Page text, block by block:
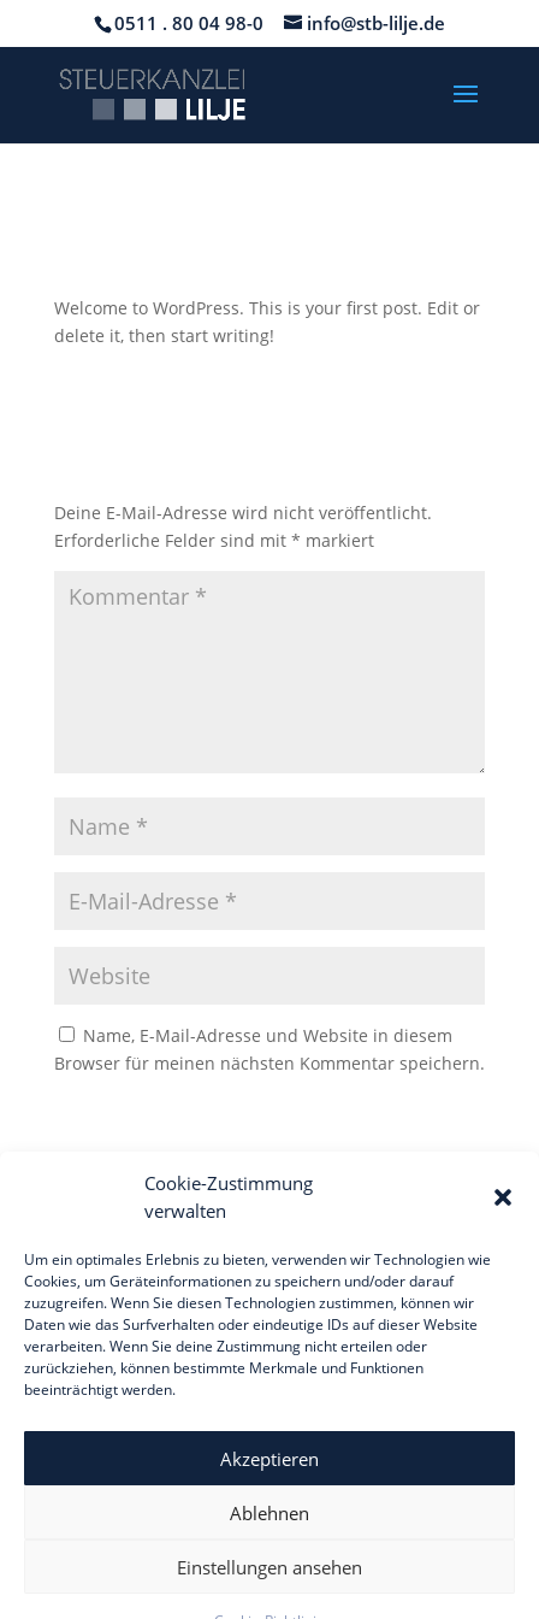
Cookie-Zustimmung
verwalten
Um ein optimales Erlebnis zu bieten, verwenden wir Technologien wie
Cookies, um Geräteinformationen zu speichern und/oder darauf
zuzugreifen. Wenn Sie diesen Technologien zustimmen, können wir
Daten wie das Surfverhalten oder eindeutige IDs auf dieser Website
verarbeiten. Wenn Sie deine Zustimmung nicht erteilen oder
zurückziehen, können bestimmte Merkmale und Funktionen
beeinträchtigt werden.
Akzeptieren
Ablehnen
Einstellungen ansehen
0511 . 80 04 98-0 info@stb-lilje.de
Welcome to WordPress. This is your first post. Edit or
delete it, then start writing!
Deine E-Mail-Adresse wird nicht veröffentlicht.
Erforderliche Felder sind mit * markiert
Name, E-Mail-Adresse und Website in diesem
Browser für meinen nächsten Kommentar speichern.
Suchen
Recent Posts
Hello world!
Recent Comments